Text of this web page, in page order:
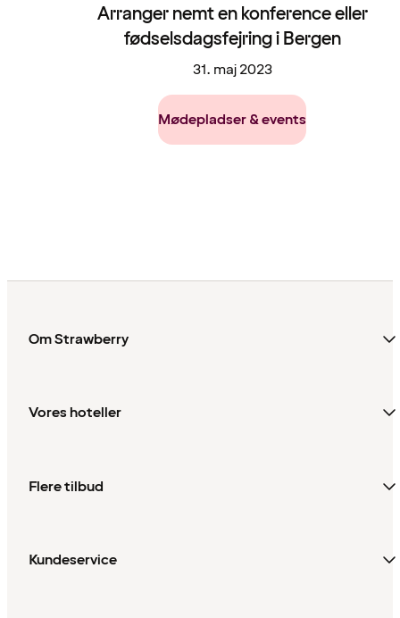
Arranger nemt en konference eller
fødselsdagsfejring i Bergen
31. maj 2023
Mødepladser & events
Om Strawberry
Vores hoteller
Flere tilbud
Kundeservice